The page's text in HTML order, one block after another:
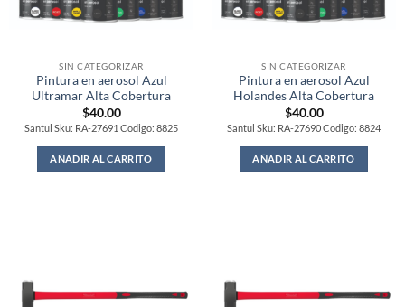
SIN CATEGORIZAR
Pintura en aerosol Azul
Ultramar Alta Cobertura
$40.00
Santul Sku: RA-27691 Codigo: 8825
AÑADIR AL CARRITO
SIN CATEGORIZAR
Pintura en aerosol Azul
Holandes Alta Cobertura
$40.00
Santul Sku: RA-27690 Codigo: 8824
AÑADIR AL CARRITO